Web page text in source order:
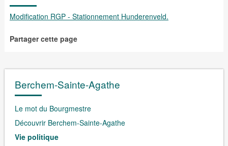
Modification RGP - Stationnement Hunderenveld.
Partager cette page
Berchem-Sainte-Agathe
Le mot du Bourgmestre
Découvrir Berchem-Sainte-Agathe
Vie politique